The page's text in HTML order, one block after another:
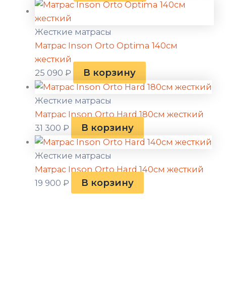
Жесткие матрасы
Матрас Inson Orto Optima 140см
жесткий
25 090₽ В корзину
Жесткие матрасы
Матрас Inson Orto Hard 180см жесткий
31 300₽ В корзину
Жесткие матрасы
Матрас Inson Orto Hard 140см жесткий
19 900₽ В корзину